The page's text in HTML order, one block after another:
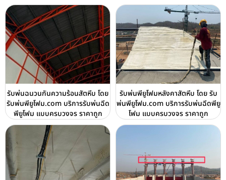
รับพ่นฉนวนกันความร้อนสัตหีบ โดย
รับพ่นพียูโฟม.com บริการรับพ่นฉีด
พียูโฟม แบบครบวงจร ราคาถูก
รับพ่นพียูโฟมหลังคาสัตหีบ โดย รับ
พ่นพียูโฟม.com บริการรับพ่นฉีดพียู
โฟม แบบครบวงจร ราคาถูก